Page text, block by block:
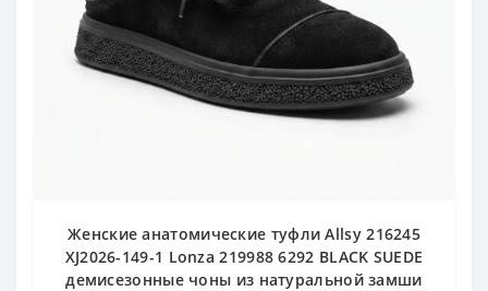
Женские анатомические туфли Allsy 216245
XJ2026-149-1 Lonza 219988 6292 BLACK SUEDE
демисезонные чоны из натуральной замши